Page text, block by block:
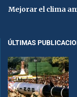
Mejorar el clima
ÚLTIMAS